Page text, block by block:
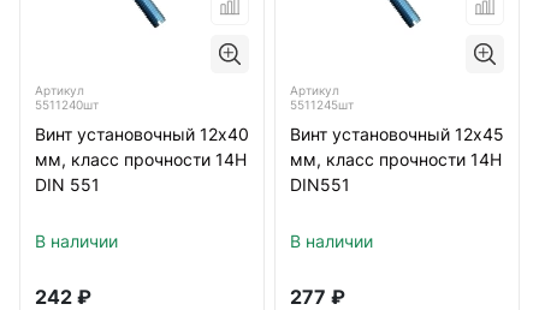
Артикул
5511240шт
Винт установочный 12х40
мм, класс прочности 14Н
DIN 551
В наличии
242 ₽
Артикул
5511245шт
Винт установочный 12х45
мм, класс прочности 14Н
DIN551
В наличии
277 ₽